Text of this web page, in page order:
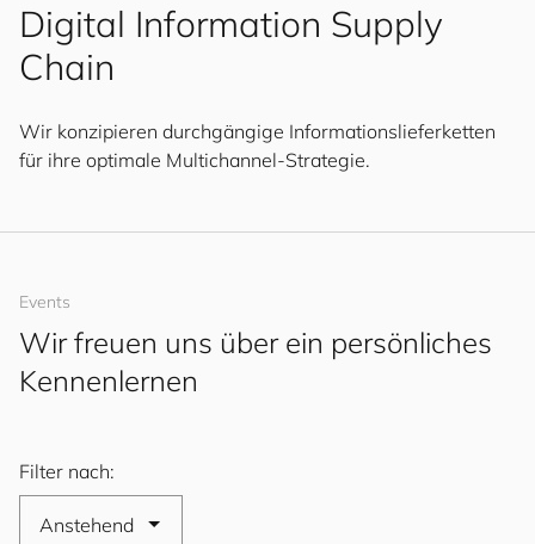
Digital Information Supply
Chain
Wir konzipieren durchgängige Informationslieferketten
für ihre optimale Multichannel-Strategie.
Events
Wir freuen uns über ein persönliches
Kennenlernen
Filter nach: